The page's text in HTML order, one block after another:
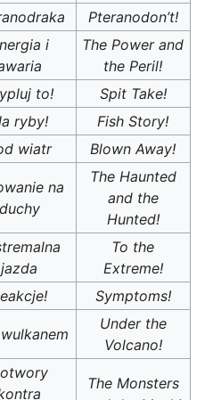
Pteranodon’t!
i
The Power and
the Peril!
to!
Spit Take!
ryby!
Fish Story!
wiatr Blown Away!
na
duchy
The Haunted
and the
Hunted!
jazda
To the
Extreme!
Symptoms!
Under the
Volcano!
The Monsters